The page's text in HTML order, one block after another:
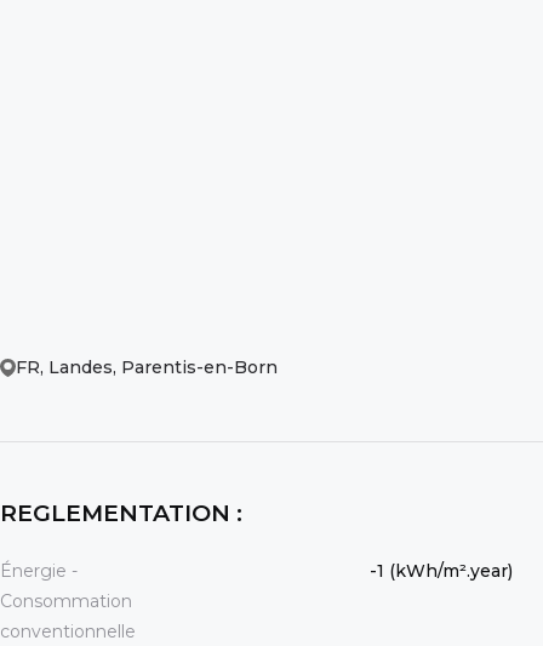
FR, Landes, Parentis-en-Born
REGLEMENTATION :
Énergie -
Consommation
conventionnelle
-1 (kWh/m².year)